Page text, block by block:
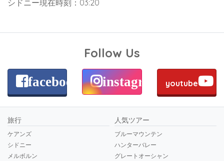
シドニー現在時刻：03:20
Follow Us
facebook instagram youtube
旅行
ケアンズ
シドニー
メルボルン
人気ツアー
ブルーマウンテン
ハンターバレー
グレートオーシャン